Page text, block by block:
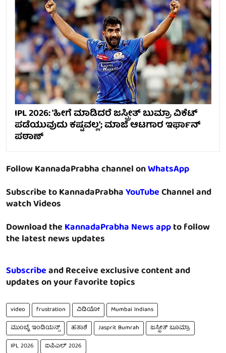
IPL 2026: 'ಹೀಗೆ ಮಾಡಿದರೆ ಜಸ್ಪ್ರೀತ್ ಬುಮ್ರಾ ವಿಕೆಟ್
ಪಡೆಯುವುದು ಕಷ್ಟವಲ್ಲ'; ಮಾಜಿ ಆಟಗಾರ ಇರ್ಫಾನ್
ಪಠಾಣ್
Follow KannadaPrabha channel onWhatsApp
Subscribe to KannadaPrabhaYouTubeChannel and
watch Videos
Download theKannadaPrabha News appto follow
the latest news updates
Subscribeand Receive exclusive content and
updates on your favorite topics
video frustration ವಿಡಿಯೋ
Mumbai Indians
ಮುಂಬೈ ಇಂಡಿಯನ್ಸ್
ಹತಾಶೆ Jasprit Bumrah
ಜಸ್ಪ್ರೀತ್ ಬೂಮ್ರಾ
IPL 2026
ಐಪಿಎಲ್ 2026